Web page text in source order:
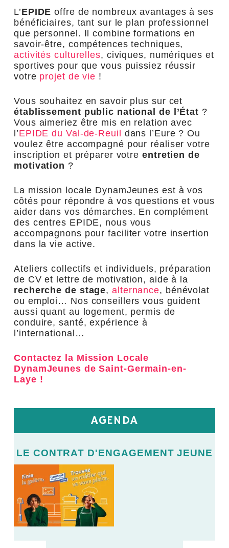
L’EPIDE offre de nombreux avantages à ses
bénéficiaires, tant sur le plan professionnel
que personnel. Il combine formations en
savoir-être, compétences techniques,
activités culturelles, civiques, numériques et
sportives pour que vous puissiez réussir
votre projet de vie !
Vous souhaitez en savoir plus sur cet
établissement public national de l’État ?
Vous aimeriez être mis en relation avec
l’EPIDE du Val-de-Reuil dans l’Eure ? Ou
voulez être accompagné pour réaliser votre
inscription et préparer votre entretien de
motivation ?
La mission locale DynamJeunes est à vos
côtés pour répondre à vos questions et vous
aider dans vos démarches. En complément
des centres EPIDE, nous vous
accompagnons pour faciliter votre insertion
dans la vie active.
Ateliers collectifs et individuels, préparation
de CV et lettre de motivation, aide à la
recherche de stage,alternance, bénévolat
ou emploi… Nos conseillers vous guident
aussi quant au logement, permis de
conduire, santé, expérience à
l’international…
Contactez la Mission Locale
DynamJeunes de Saint-Germain-en-
Laye !
AGENDA
LE CONTRAT D'ENGAGEMENT JEUNE